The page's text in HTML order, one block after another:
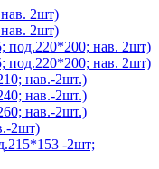
2шт)
2шт)
под.220*200; нав. 2шт)
под.220*200; нав. 2шт)
нав.-2шт.)
нав.-2шт.)
нав.-2шт.)
2шт)
-2шт;